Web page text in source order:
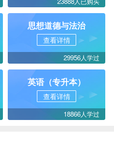
思想道德与法治
查看详情
29956人学过
英语（专升本）
查看详情
18866人学过